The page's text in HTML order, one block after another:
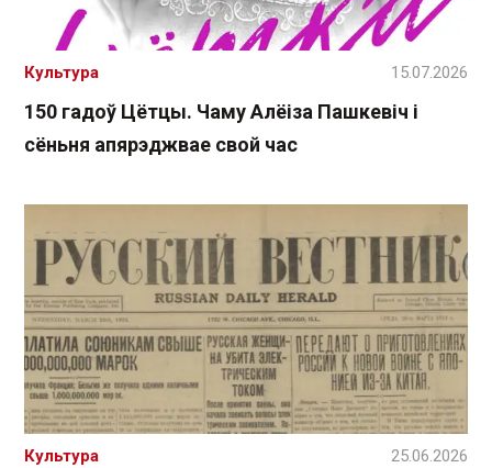
150 гадоў Цётцы. Чаму Алёіза Пашкевіч і
сёньня апярэджвае свой час
Культура 15.07.2026
Культура 25.06.2026